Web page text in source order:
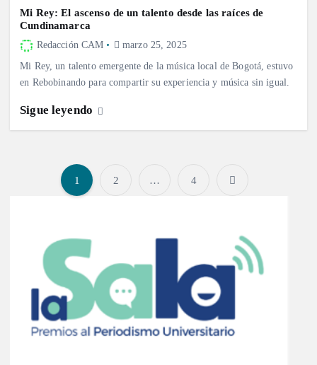
Mi Rey: El ascenso de un talento desde las raíces de
Cundinamarca
Redacción CAM marzo 25, 2025
Mi Rey, un talento emergente de la música local de Bogotá, estuvo
en Rebobinando para compartir su experiencia y música sin igual.
Sigue leyendo
P
a
n
1 2 … 4